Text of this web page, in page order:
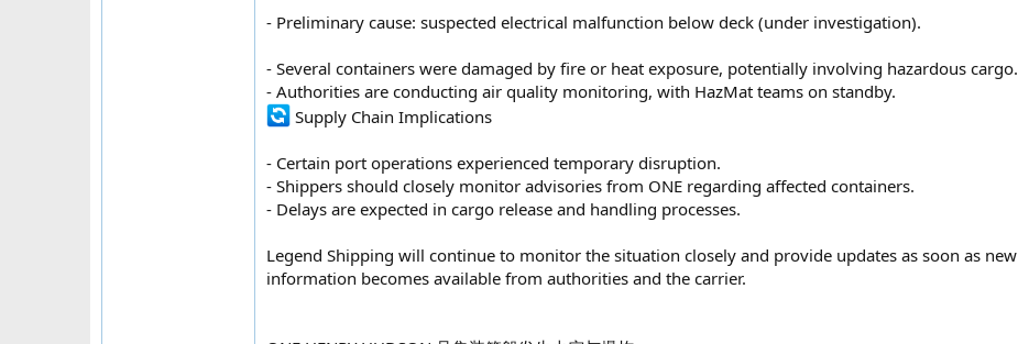
- Preliminary cause: suspected electrical malfunction below deck (under investigation).
- Several containers were damaged by fire or heat exposure, potentially involving hazardous cargo.
- Authorities are conducting air quality monitoring, with HazMat teams on standby.
Supply Chain Implications
- Certain port operations experienced temporary disruption.
- Shippers should closely monitor advisories from ONE regarding affected containers.
- Delays are expected in cargo release and handling processes.
Legend Shipping will continue to monitor the situation closely and provide updates as soon as new
information becomes available from authorities and the carrier.